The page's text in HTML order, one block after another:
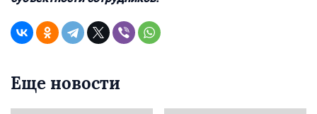
Еще новости